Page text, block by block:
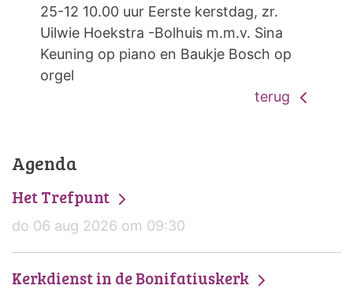
25-12 10.00 uur Eerste kerstdag, zr.
Uilwie Hoekstra -Bolhuis m.m.v. Sina
Keuning op piano en Baukje Bosch op
orgel
terug
Agenda
Het Trefpunt
do 06 aug 2026 om 09:30
Kerkdienst in de Bonifatiuskerk